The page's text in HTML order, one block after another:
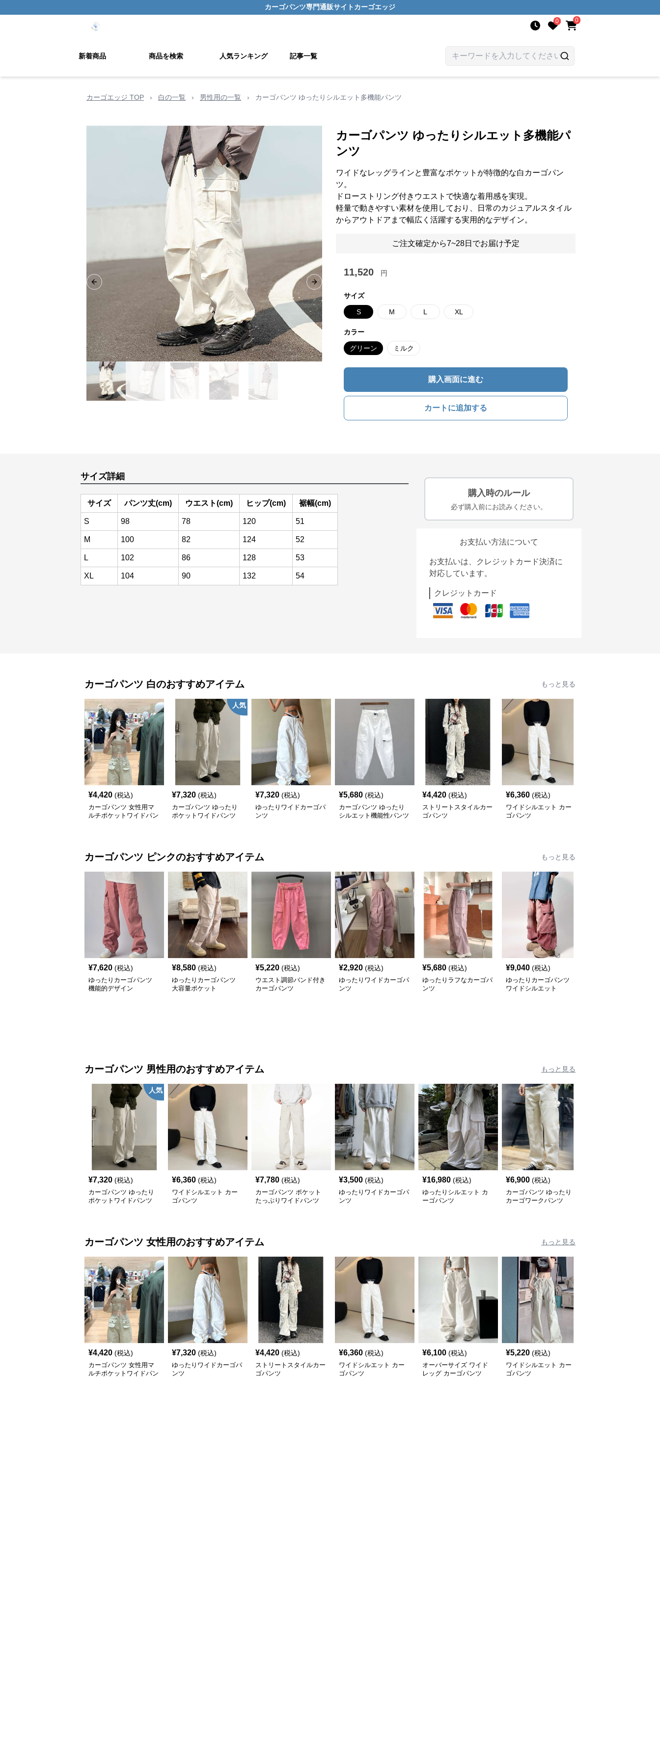
カーゴパンツ専門通販サイト カーゴエッジ
0 0
新着商品 商品を検索 人気ランキング 記事一覧
カーゴエッジ TOP › 白の一覧 › 男性用の一覧 › カーゴパンツ ゆったりシルエット多機能パンツ
Previous slide Next slide
カーゴパンツ ゆったりシルエット多機能パ
ンツ
ワイドなレッグラインと豊富なポケットが特徴的な白カーゴパン
ツ。
ドローストリング付きウエストで快適な着用感を実現。
軽量で動きやすい素材を使用しており、日常のカジュアルスタイル
からアウトドアまで幅広く活躍する実用的なデザイン。
ご注文確定から7~28日でお届け予定
11,520 円
サイズ
S M L XL
カラー
グリーン ミルク
購入画面に進む
カートに追加する
サイズ詳細
サイズ パンツ丈(cm) ウエスト(cm) ヒップ(cm) 裾幅(cm)
S 98 78 120 51
M 100 82 124 52
L 102 86 128 53
XL 104 90 132 54
購入時のルール
必ず購入前にお読みください。
お支払い方法について
お支払いは、クレジットカード決済に
対応しています。
クレジットカード
カーゴパンツ 白のおすすめアイテム もっと見る
¥4,420 (税込)
カーゴパンツ 女性用マ
ルチポケットワイドパン
人気
¥7,320 (税込)
カーゴパンツ ゆったり
ポケットワイドパンツ
¥7,320 (税込)
ゆったりワイドカーゴパ
ンツ
¥5,680 (税込)
カーゴパンツ ゆったり
シルエット機能性パンツ
¥4,420 (税込)
ストリートスタイルカー
ゴパンツ
¥6,360 (税込)
ワイドシルエット カー
ゴパンツ
カーゴパンツ ピンクのおすすめアイテム もっと見る
¥7,620 (税込)
ゆったりカーゴパンツ
機能的デザイン
¥8,580 (税込)
ゆったりカーゴパンツ
大容量ポケット
¥5,220 (税込)
ウエスト調節バンド付き
カーゴパンツ
¥2,920 (税込)
ゆったりワイドカーゴパ
ンツ
¥5,680 (税込)
ゆったりラフなカーゴパ
ンツ
¥9,040 (税込)
ゆったりカーゴパンツ
ワイドシルエット
カーゴパンツ 男性用のおすすめアイテム もっと見る
人気
¥7,320 (税込)
カーゴパンツ ゆったり
ポケットワイドパンツ
¥6,360 (税込)
ワイドシルエット カー
ゴパンツ
¥7,780 (税込)
カーゴパンツ ポケット
たっぷりワイドパンツ
¥3,500 (税込)
ゆったりワイドカーゴパ
ンツ
¥16,980 (税込)
ゆったりシルエット カ
ーゴパンツ
¥6,900 (税込)
カーゴパンツ ゆったり
カーゴワークパンツ
カーゴパンツ 女性用のおすすめアイテム もっと見る
¥4,420 (税込)
カーゴパンツ 女性用マ
ルチポケットワイドパン
¥7,320 (税込)
ゆったりワイドカーゴパ
ンツ
¥4,420 (税込)
ストリートスタイルカー
ゴパンツ
¥6,360 (税込)
ワイドシルエット カー
ゴパンツ
¥6,100 (税込)
オーバーサイズ ワイド
レッグ カーゴパンツ
¥5,220 (税込)
ワイドシルエット カー
ゴパンツ